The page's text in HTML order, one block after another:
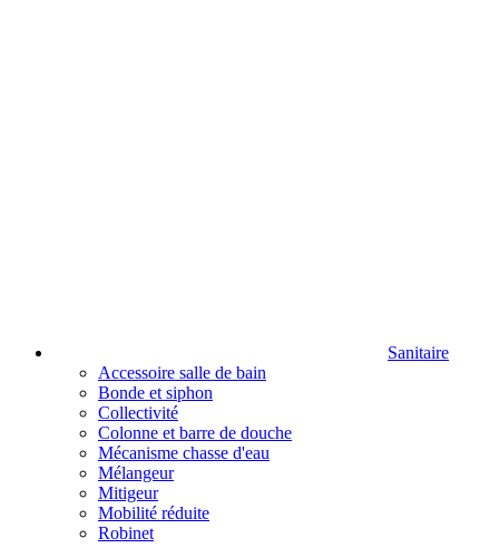
Sanitaire
Accessoire salle de bain
Bonde et siphon
Collectivité
Colonne et barre de douche
Mécanisme chasse d'eau
Mélangeur
Mitigeur
Mobilité réduite
Robinet